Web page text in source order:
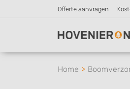
Offerte aanvragen
Home